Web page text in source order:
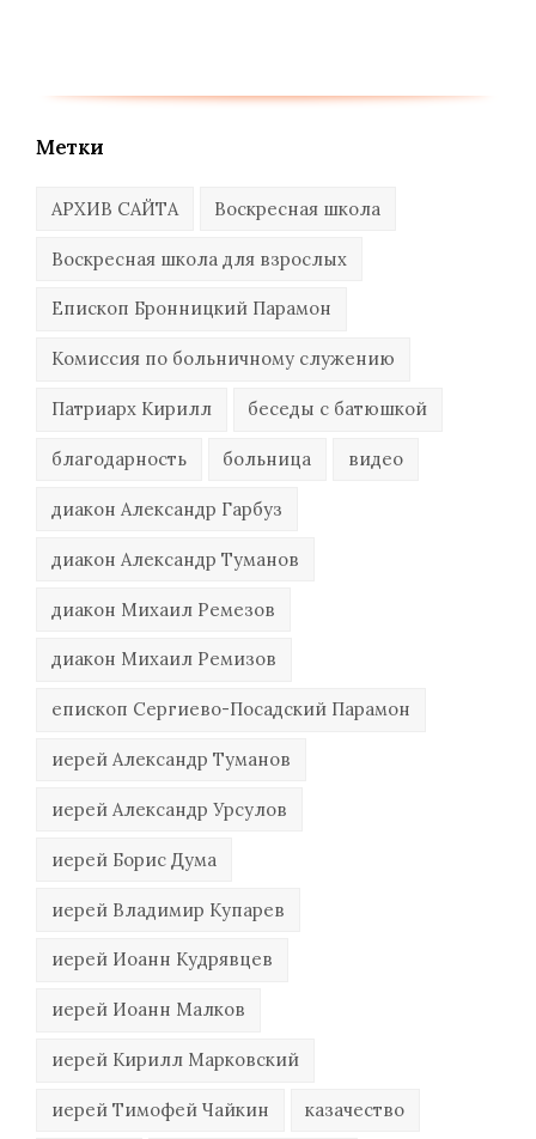
Метки
АРХИВ САЙТА Воскресная школа
Воскресная школа для взрослых
Епископ Бронницкий Парамон
Комиссия по больничному служению
Патриарх Кирилл беседы с батюшкой
благодарность больница видео
диакон Александр Гарбуз
диакон Александр Туманов
диакон Михаил Ремезов
диакон Михаил Ремизов
епископ Сергиево-Посадский Парамон
иерей Александр Туманов
иерей Александр Урсулов
иерей Борис Дума
иерей Владимир Купарев
иерей Иоанн Кудрявцев
иерей Иоанн Малков
иерей Кирилл Марковский
иерей Тимофей Чайкин казачество